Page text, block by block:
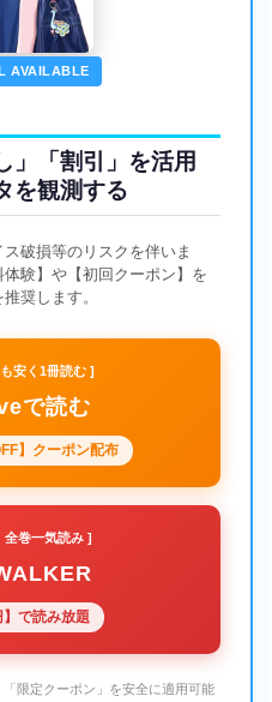
AVAILABLE
」「割引」を活用
を観測する
破損等のリスクを伴いま
験】や【初回クーポン】を
奨します。
安く1冊読む ]
で読む
】クーポン配布
全巻一気読み ]
】で読み放題
限定クーポン」を安全に適用可能